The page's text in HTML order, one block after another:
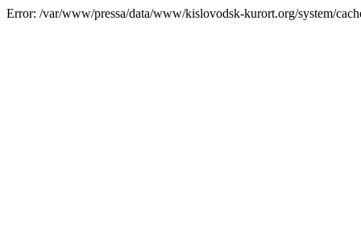
Error: /var/www/pressa/data/www/kislovodsk-kurort.org/system/